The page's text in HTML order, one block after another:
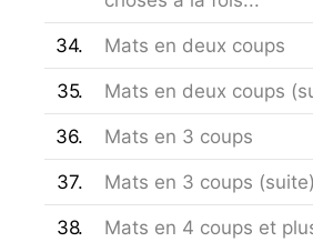
34 Mats en deux coups
35 Mats en deux coups
36 Mats en 3 coups
37 Mats en 3 coups (suite)
38 Mats en 4 coups et